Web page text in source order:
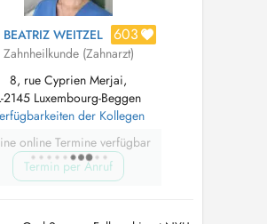
BEATRIZ WEITZEL 603
Zahnheilkunde (Zahnarzt)
8, rue Cyprien Merjai,
2145 Luxembourg-Beggen
der Kollegen
online Termine verfügbar
Termin per Anruf